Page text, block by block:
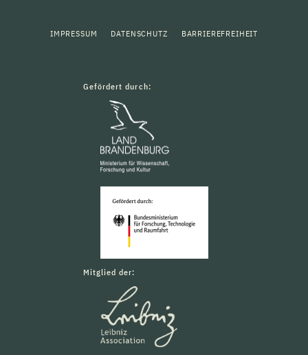
IMPRESSUM DATENSCHUTZ BARRIEREFREIHEIT
Gefördert durch:
Mitglied der: